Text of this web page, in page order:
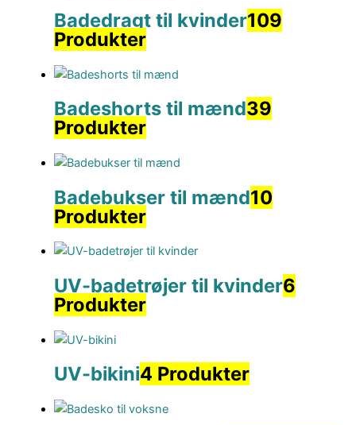
Badedragt til kvinder109
Produkter
Badeshorts til mænd39
Produkter
Badebukser til mænd10
Produkter
UV-badetrøjer til kvinder6
Produkter
UV-bikini4 Produkter